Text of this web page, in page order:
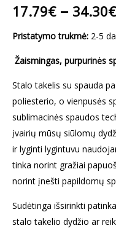
17.79€– 34.30€
Pristatymo trukmė: 2-5
Žaismingas, purpurinės
Stalo takelis su spauda
poliesterio, o vienpusės
sublimacinės spaudos
įvairių mūsų siūlomų
ir lyginti lygintuvu
tinka norint gražiai
norint įnešti papildomų
Sudėtinga išsirinkti
stalo takelio dydžio ar